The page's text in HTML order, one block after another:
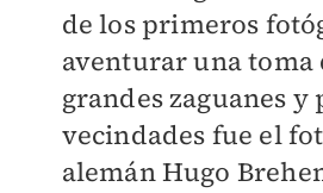
de los primeros
aventurar una toma
grandes zaguanes y
vecindades fue el
alemán Hugo